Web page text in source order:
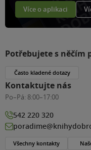
Více o aplikaci
Potřebujete s něčím
Často kladené dotazy
Kontaktujte nás
Po–Pá: 8:00–17:00
542 220 320
Všechny kontakty